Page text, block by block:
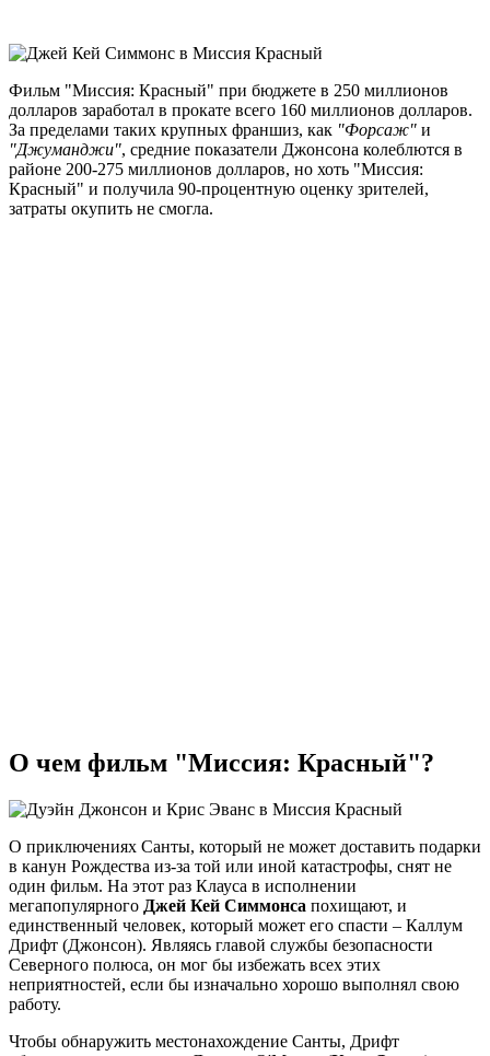
Фильм "Миссия: Красный" при бюджете в 250 миллионов
долларов заработал в прокате всего 160 миллионов долларов.
За пределами таких крупных франшиз, как "Форсаж" и
"Джуманджи", средние показатели Джонсона колеблются в
районе 200-275 миллионов долларов, но хоть "Миссия:
Красный" и получила 90-процентную оценку зрителей,
затраты окупить не смогла.
О чем фильм "Миссия: Красный"?
О приключениях Санты, который не может доставить подарки
в канун Рождества из-за той или иной катастрофы, снят не
один фильм. На этот раз Клауса в исполнении
мегапопулярного Джей Кей Симмонса похищают, и
единственный человек, который может его спасти – Каллум
Дрифт (Джонсон). Являясь главой службы безопасности
Северного полюса, он мог бы избежать всех этих
неприятностей, если бы изначально хорошо выполнял свою
работу.
Чтобы обнаружить местонахождение Санты, Дрифт